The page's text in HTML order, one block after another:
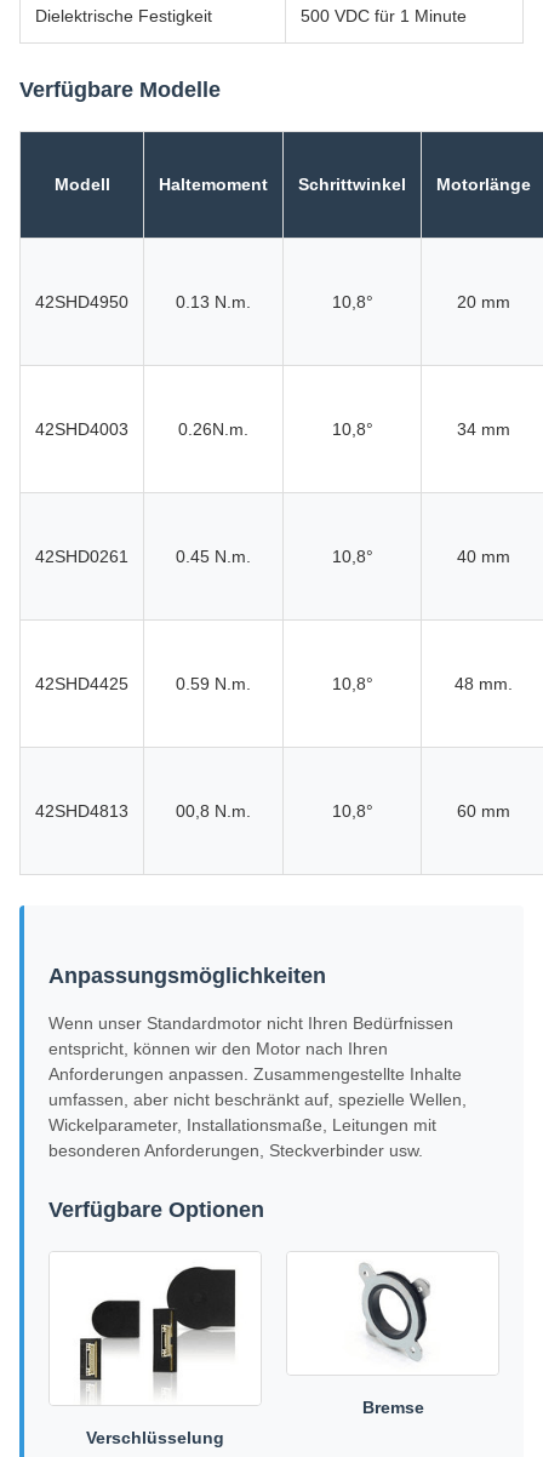
Dielektrische Festigkeit 500 VDC für 1 Minute
Verfügbare Modelle
Modell Haltemoment Schrittwinkel Motorlänge
42SHD4950 0.13 N.m. 10,8° 20 mm
42SHD4003 0.26N.m. 10,8° 34 mm
42SHD0261 0.45 N.m. 10,8° 40 mm
42SHD4425 0.59 N.m. 10,8° 48 mm.
42SHD4813 00,8 N.m. 10,8° 60 mm
Anpassungsmöglichkeiten
Wenn unser Standardmotor nicht Ihren Bedürfnissen
entspricht, können wir den Motor nach Ihren
Anforderungen anpassen. Zusammengestellte Inhalte
umfassen, aber nicht beschränkt auf, spezielle Wellen,
Wickelparameter, Installationsmaße, Leitungen mit
besonderen Anforderungen, Steckverbinder usw.
Verfügbare Optionen
Verschlüsselung
Bremse